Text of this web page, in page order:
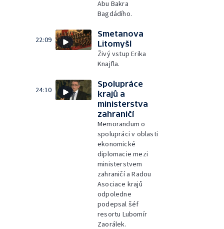
Abu Bakra
Bagdádího.
22:09
Smetanova
Litomyšl
Živý vstup Erika
Knajfla.
24:10
Spolupráce
krajů a
ministerstva
zahraničí
Memorandum o
spolupráci v oblasti
ekonomické
diplomacie mezi
ministerstvem
zahraničí a Radou
Asociace krajů
odpoledne
podepsal šéf
resortu Lubomír
Zaorálek.